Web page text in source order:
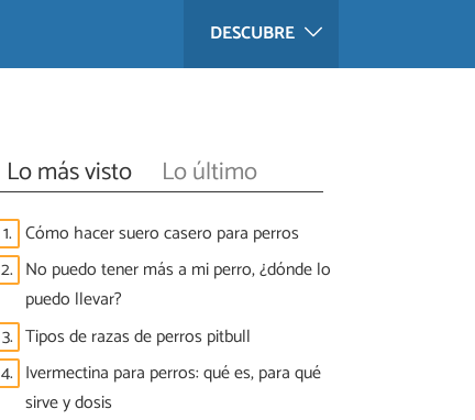
DESCUBRE
Lo más visto Lo último
1. Cómo hacer suero casero para perros
2. No puedo tener más a mi perro, ¿dónde lo
puedo llevar?
3. Tipos de razas de perros pitbull
4. Ivermectina para perros: qué es, para qué
sirve y dosis